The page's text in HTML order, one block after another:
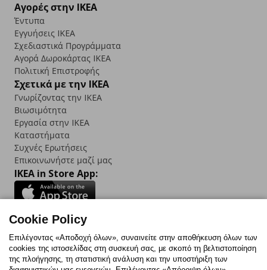
Αγορές στην IKEA
Έντυπα
Εγγυήσεις IKEA
Σχεδιαστικά Προγράμματα
Αγορά Δωρoκάρτας IKEA
Πολιτική Επιστροφής
Σχετικά με την IKEA
Γνωρίζοντας την IKEA
Βιωσιμότητα
Εργασία στην IKEA
Καταστήματα
Συχνές Ερωτήσεις
Επικοινωνήστε μαζί μας
IKEA in Store App:
Follow us:
FacebookInstagram
TikTokYoutubePinterestTwitter
Cookie Policy
Επιλέγοντας «Αποδοχή όλων», συναινείτε στην αποθήκευση όλων των
cookies της ιστοσελίδας στη συσκευή σας, με σκοπό τη βελτιστοποίηση
της πλοήγησης, τη στατιστική ανάλυση και την υποστήριξη των